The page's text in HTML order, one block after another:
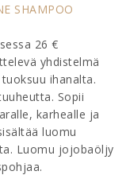
SHAMPOO
26 €
yhdistelmä
ihanalta.
Sopii
karhealle ja
luomu
Luomu jojobaöljy